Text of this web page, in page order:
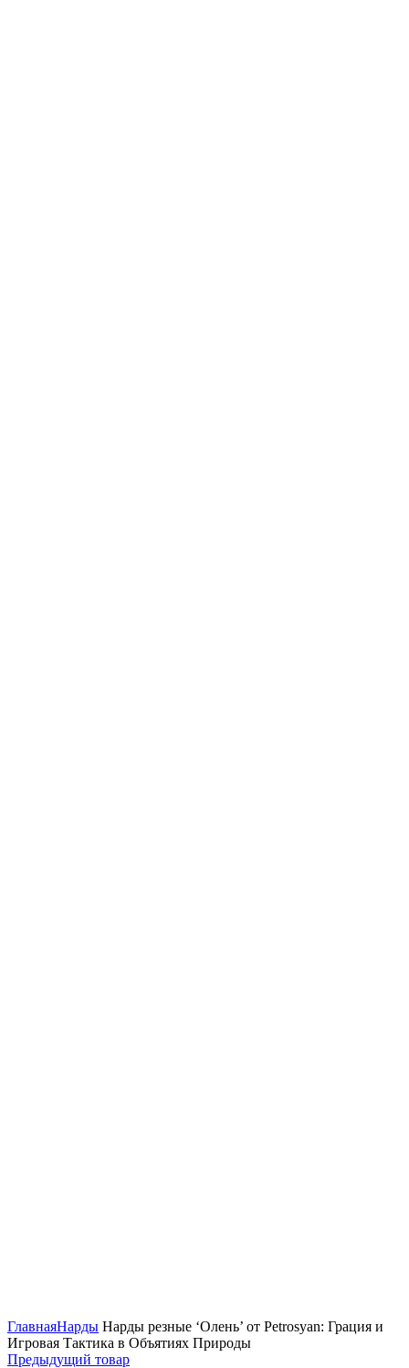
ГлавнаяНарды Нарды резные ‘Олень’ от Petrosyan: Грация и
Игровая Тактика в Объятиях Природы
Предыдущий товар